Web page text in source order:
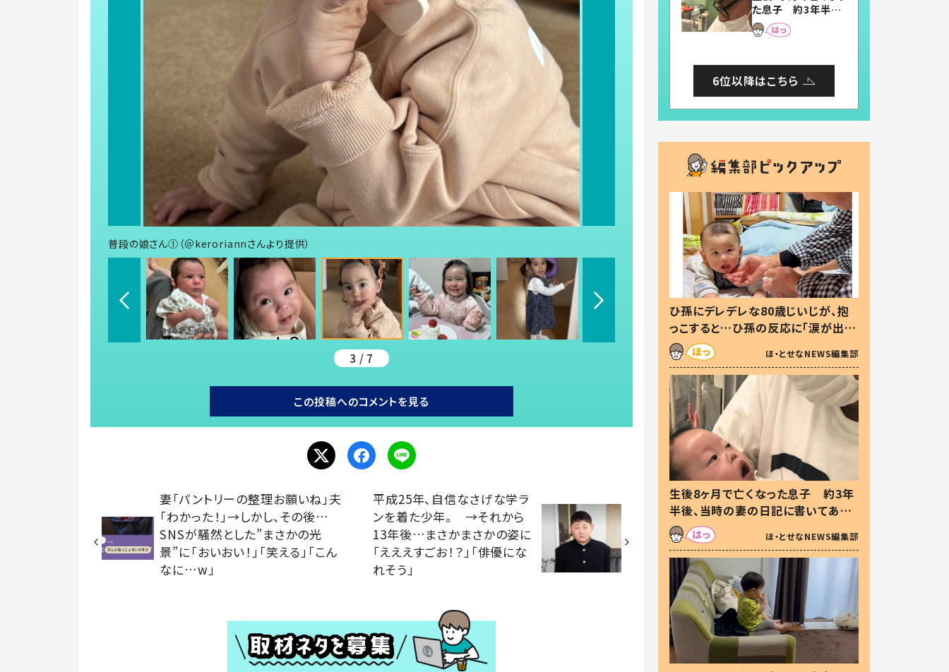
普段の娘さん①（＠keroriannさんより提供）
3 / 7
この投稿へのコメントを見る
妻「パントリーの整理お願いね」夫
「わかった！」→しかし、その後…
SNSが騒然とした”まさかの光
景”に「おいおい！」「笑える」「こん
なに…w」
平成25年、自信なさげな学ラ
ンを着た少年。 →それから
13年後…まさかまさかの姿に
「えええすごお！？」「俳優にな
れそう」
れる」
た息子 約3年半
後、当時の妻の日記
に書いてあった本音
6位以降はこちら
ひ孫にデレデレな80歳じいじが、抱
っこすると…ひ孫の反応に「涙が出ま
した」「可愛くて仕方ない」
ほ・とせなNEWS編集部
生後8ヶ月で亡くなった息子 約3年
半後、当時の妻の日記に書いてあっ
た本音とは
ほ・とせなNEWS編集部